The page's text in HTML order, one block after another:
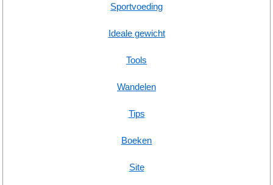
Sportvoeding
Ideale gewicht
Tools
Wandelen
Tips
Boeken
Site